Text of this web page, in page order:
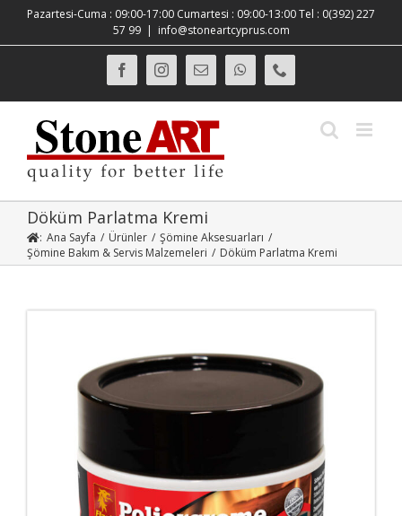
content
Pazartesi-Cuma : 09:00-17:00 Cumartesi : 09:00-13:00 Tel : 0(392) 227
57 99 | info@stoneartcyprus.com
FacebookInstagram
E-
posta
WhatsApp
Döküm Parlatma Kremi
: Ana Sayfa / Ürünler / Şömine Aksesuarları /
Şömine Bakım & Servis Malzemeleri / Döküm Parlatma Kremi